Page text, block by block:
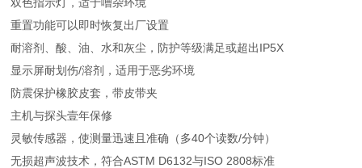
重置功能可以即时恢复出厂设置
耐溶剂、酸、油、水和灰尘，防护等级满足或超出IP5X
显示屏耐划伤/溶剂，适用于恶劣环境
防震保护橡胶皮套，带皮带夹
主机与探头壹年保修
灵敏传感器，使测量迅速且准确（多40个读数/分钟）
无损超声波技术，符合ASTM D6132与ISO 2808标准